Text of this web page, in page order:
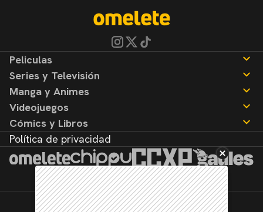
Peliculas
Noticias
Reseñas
Series y Televisión
Noticias
Reseñas
Manga y Animes
Noticias
Reseñas
Videojuegos
Noticias
Reseñas
Cómics y Libros
Noticias
Reseñas
Política de privacidad
©2026. Todos los derechos reservados.